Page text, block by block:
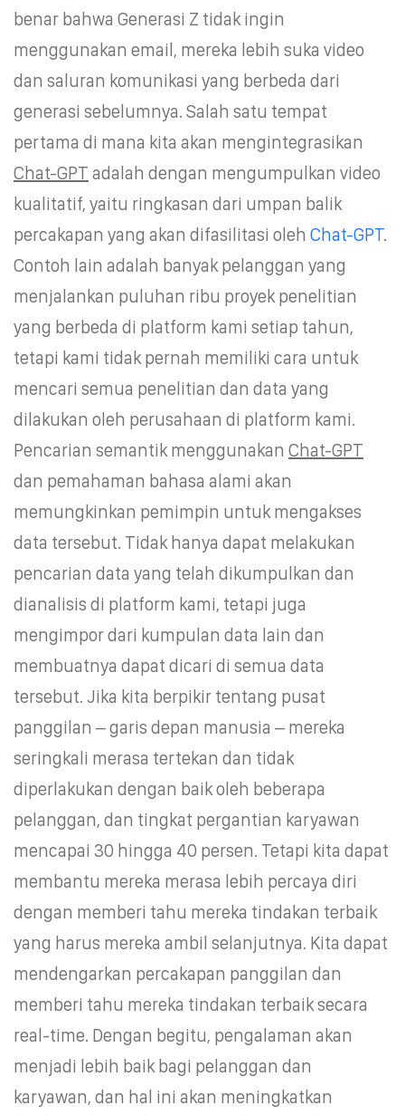
benar bahwa Generasi Z tidak ingin
menggunakan email, mereka lebih suka video
dan saluran komunikasi yang berbeda dari
generasi sebelumnya. Salah satu tempat
pertama di mana kita akan mengintegrasikan
Chat-GPT adalah dengan mengumpulkan video
kualitatif, yaitu ringkasan dari umpan balik
percakapan yang akan difasilitasi oleh Chat-GPT.
Contoh lain adalah banyak pelanggan yang
menjalankan puluhan ribu proyek penelitian
yang berbeda di platform kami setiap tahun,
tetapi kami tidak pernah memiliki cara untuk
mencari semua penelitian dan data yang
dilakukan oleh perusahaan di platform kami.
Pencarian semantik menggunakan Chat-GPT
dan pemahaman bahasa alami akan
memungkinkan pemimpin untuk mengakses
data tersebut. Tidak hanya dapat melakukan
pencarian data yang telah dikumpulkan dan
dianalisis di platform kami, tetapi juga
mengimpor dari kumpulan data lain dan
membuatnya dapat dicari di semua data
tersebut. Jika kita berpikir tentang pusat
panggilan – garis depan manusia – mereka
seringkali merasa tertekan dan tidak
diperlakukan dengan baik oleh beberapa
pelanggan, dan tingkat pergantian karyawan
mencapai 30 hingga 40 persen. Tetapi kita dapat
membantu mereka merasa lebih percaya diri
dengan memberi tahu mereka tindakan terbaik
yang harus mereka ambil selanjutnya. Kita dapat
mendengarkan percakapan panggilan dan
memberi tahu mereka tindakan terbaik secara
real-time. Dengan begitu, pengalaman akan
menjadi lebih baik bagi pelanggan dan
karyawan, dan hal ini akan meningkatkan